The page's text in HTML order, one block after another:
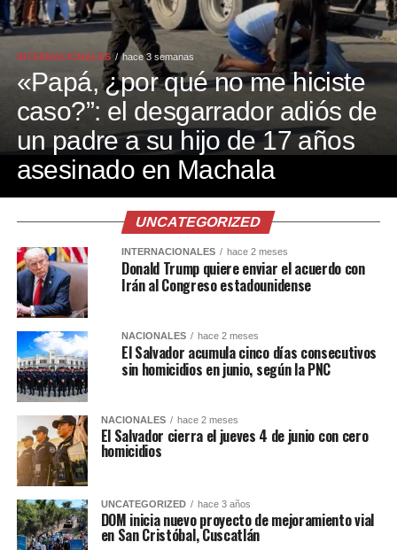
INTERNACIONALES hace 3 semanas
«Papá, ¿por qué no me hiciste
caso?”: el desgarrador adiós de
un padre a su hijo de 17 años
asesinado en Machala
UNCATEGORIZED
INTERNACIONALES hace 2 meses
Donald Trump quiere enviar el acuerdo con
Irán al Congreso estadounidense
NACIONALES hace 2 meses
El Salvador acumula cinco días consecutivos
sin homicidios en junio, según la PNC
NACIONALES hace 2 meses
El Salvador cierra el jueves 4 de junio con cero
homicidios
UNCATEGORIZED hace 3 años
DOM inicia nuevo proyecto de mejoramiento vial
en San Cristóbal, Cuscatlán